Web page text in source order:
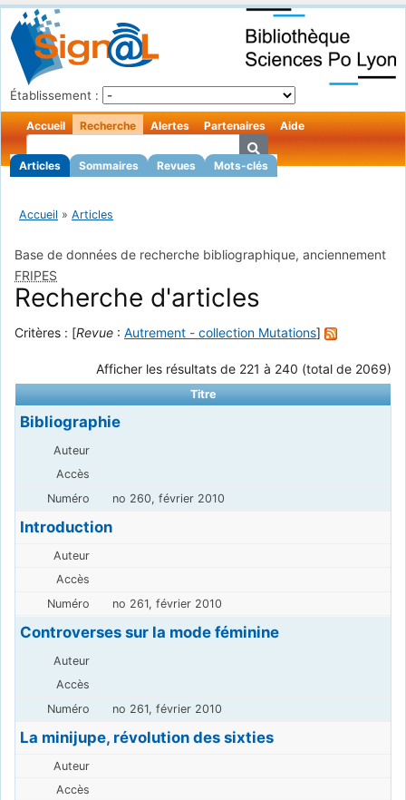
Établissement :
Accueil Recherche
Articles Sommaires Revues Mots-clés
Alertes Partenaires Aide
Accueil » Articles
Base de données de recherche bibliographique, anciennement
FRIPES
Recherche d'articles
Critères : [Revue : Autrement - collection Mutations]
Afficher les résultats de 221 à 240 (total de 2069)
Titre
Bibliographie
no 260, février 2010
Introduction
no 261, février 2010
Controverses sur la mode féminine
no 261, février 2010
La minijupe, révolution des sixties